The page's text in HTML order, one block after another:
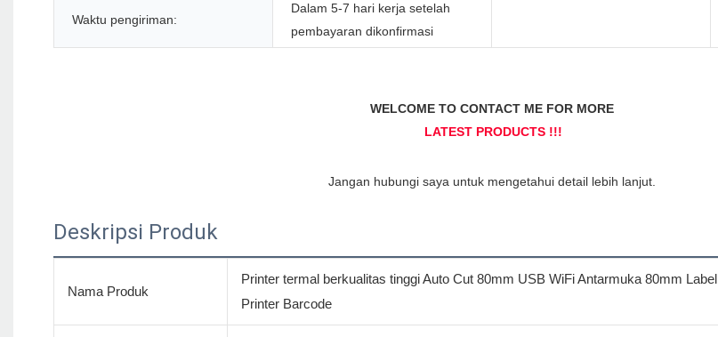
Waktu pengiriman:
Dalam 5-7 hari kerja setelah
pembayaran dikonfirmasi
Deskripsi Produk
Nama Produk
Printer termal berkualitas tinggi Auto Cut 80mm USB WiFi Antarmuka 80mm Label
Printer Barcode